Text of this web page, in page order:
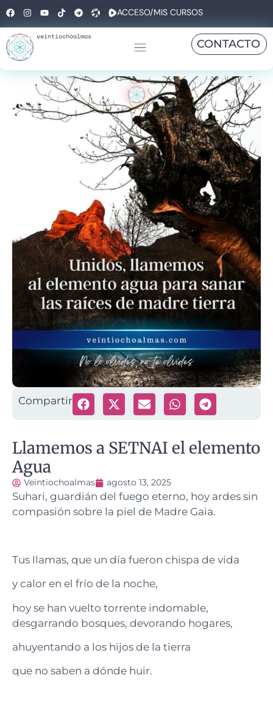
ACCESO/MIS CURSOS
veintiochoalmas
CONTACTO
Compartir
Llamemos a SETNAI el elemento
Agua
Veintiochoalmas agosto 13, 2025
Suhari, guardián del fuego eterno, hoy ardes sin
compasión sobre la piel de Madre Gaia.
Tus llamas, que un día fueron chispa de vida
y calor en el frío de la noche,
hoy se han vuelto torrente indomable,
desgarrando bosques, devorando hogares,
ahuyentando a los hijos de la tierra
que no saben a dónde huir.